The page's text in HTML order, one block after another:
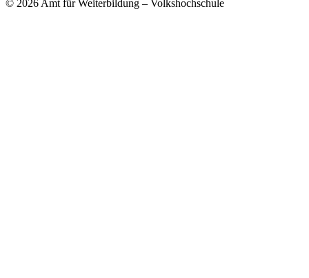
© 2026 Amt für Weiterbildung – Volkshochschule